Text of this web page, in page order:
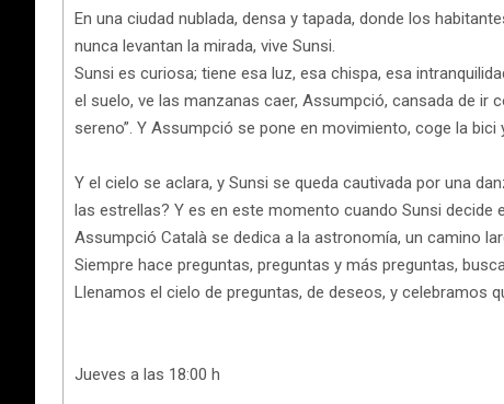
En una ciudad nublada, densa y tapada, donde los
nunca levantan la mirada, vive Sunsi.
Sunsi es curiosa; tiene esa luz, esa chispa, esa
el suelo, ve las manzanas caer, Assumpció, cansada de ir
sereno”. Y Assumpció se pone en movimiento, coge la
Y el cielo se aclara, y Sunsi se queda cautivada por una
las estrellas? Y es en este momento cuando Sunsi decide
Assumpció Català se dedica a la astronomía, un camino
Siempre hace preguntas, preguntas y más preguntas,
Llenamos el cielo de preguntas, de deseos, y celebramos
Jueves a las 18:00 h